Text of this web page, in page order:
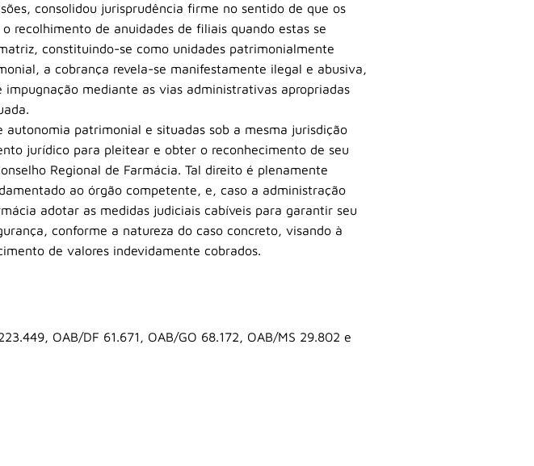
consolidou jurisprudência firme no sentido de que os
recolhimento de anuidades de filiais quando estas se
constituindo-se como unidades patrimonialmente
a cobrança revela-se manifestamente ilegal e abusiva,
mediante as vias administrativas apropriadas
autonomia patrimonial e situadas sob a mesma jurisdição
jurídico para pleitear e obter o reconhecimento de seu
Regional de Farmácia. Tal direito é plenamente
ao órgão competente, e, caso a administração
adotar as medidas judiciais cabíveis para garantir seu
conforme a natureza do caso concreto, visando à
de valores indevidamente cobrados.
OAB/DF 61.671, OAB/GO 68.172, OAB/MS 29.802 e